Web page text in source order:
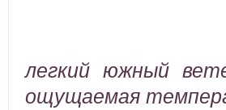
легкий южный
ощущаемая